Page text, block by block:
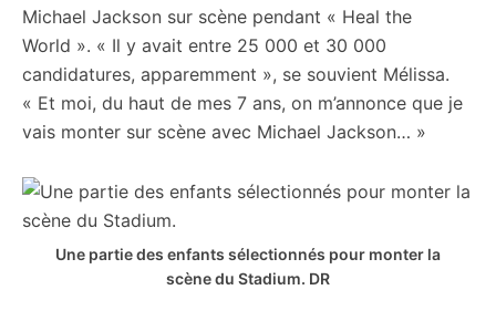
Michael Jackson sur scène pendant « Heal the
World ». « Il y avait entre 25 000 et 30 000
candidatures, apparemment », se souvient Mélissa.
« Et moi, du haut de mes 7 ans, on m’annonce que je
vais monter sur scène avec Michael Jackson… »
Une partie des enfants sélectionnés pour monter la
scène du Stadium. DR